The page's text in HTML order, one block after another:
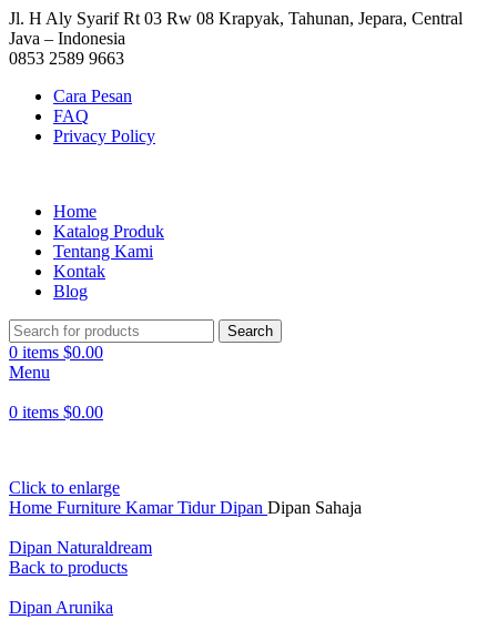
Jl. H Aly Syarif Rt 03 Rw 08 Krapyak, Tahunan, Jepara, Central
Java – Indonesia
0853 2589 9663
Cara Pesan
FAQ
Privacy Policy
Home
Katalog Produk
Tentang Kami
Kontak
Blog
Search
0 items $0.00
Menu
0 items $0.00
Click to enlarge
Home Furniture Kamar TidurDipan Dipan Sahaja
Dipan Naturaldream
Back to products
Dipan Arunika